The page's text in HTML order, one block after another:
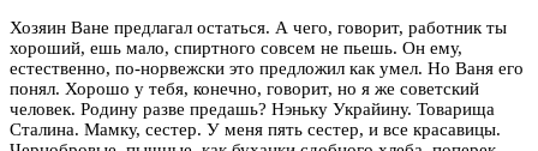
Хозяин Ване предлагал остаться. А чего, говорит, работник ты
хороший, ешь мало, спиртного совсем не пьешь. Он ему,
естественно, по-норвежски это предложил как умел. Но Ваня его
понял. Хорошо у тебя, конечно, говорит, но я же советский
человек. Родину разве предашь? Нэньку Украйину. Товарища
Сталина. Мамку, сестер. У меня пять сестер, и все красавицы.